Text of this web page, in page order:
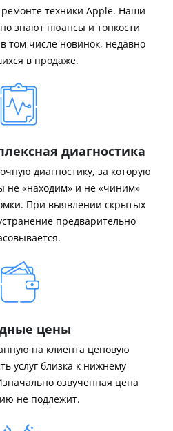
техники Apple. Наши
знают нюансы и тонкости
том числе новинок, недавно
в продаже.
диагностика
диагностику, за которую
не «находим» и не «чиним»
При выявлении скрытых
предварительно
цены
на клиента ценовую
услуг близка к нижнему
озвученная цена
не подлежит.